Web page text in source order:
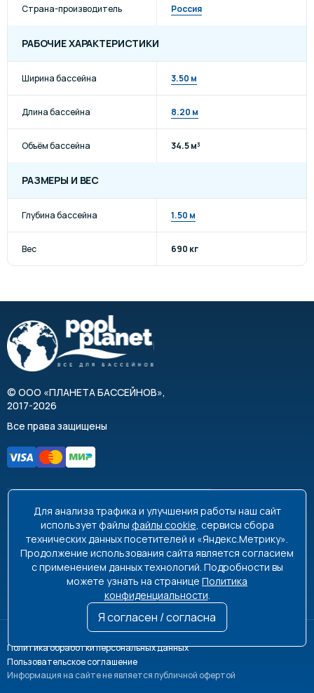
Страна-производитель Россия
РАБОЧИЕ ХАРАКТЕРИСТИКИ
Ширина бассейна 3.50 м
Длина бассейна 8.20 м
Объём бассейна 34.5 м³
РАЗМЕРЫ И ВЕС
Глубина бассейна 1.50 м
Вес 690 кг
© ООО «ПЛАНЕТА БАССЕЙНОВ»,
2017-2026
Все права защищены
8 495 663-99-48
8 800 350-99-08
info@poolplanet.ru
г. Москва, проспект Мира, д. 61
Пн-Пт 9:00-18:00 Сб-Вс выходной
Политика обработки персональных данных
Пользовательское соглашение
Информация на сайте не является публичной офертой
Для анализа трафика и улучшения работы наш сайт
использует файлы файлы cookie, сервисы сбора
технических данных посетителей и «Яндекс.Метрику».
Продолжение использования сайта является согласием
с применением данных технологий. Подробности вы
можете узнать на странице Политика
конфиденциальности.
Я согласен / согласна